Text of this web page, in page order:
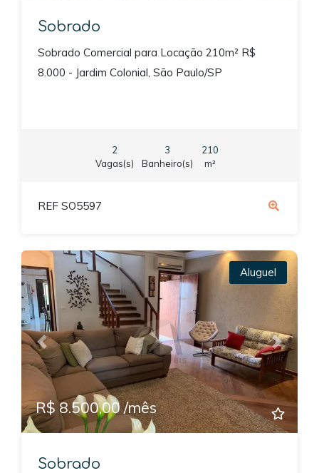
Sobrado
Sobrado Comercial para Locação 210m² R$
8.000 - Jardim Colonial, São Paulo/SP
2
Vagas(s)
3
Banheiro(s)
210
m²
REF SO5597
Previous Next
Aluguel
R$ 8.500,00 /mês
Sobrado